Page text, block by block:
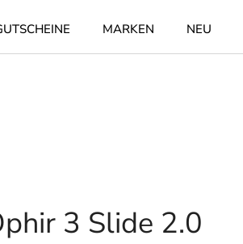
MARKEN NEU
3 Slide 2.0